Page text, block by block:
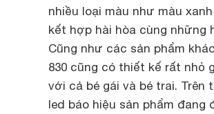
nhiều loại màu như màu
kết hợp hài hòa cùng những
Cũng như các sản phẩm
830 cũng có thiết kế rất nhỏ
với cả bé gái và bé trai.
led báo hiệu sản phẩm